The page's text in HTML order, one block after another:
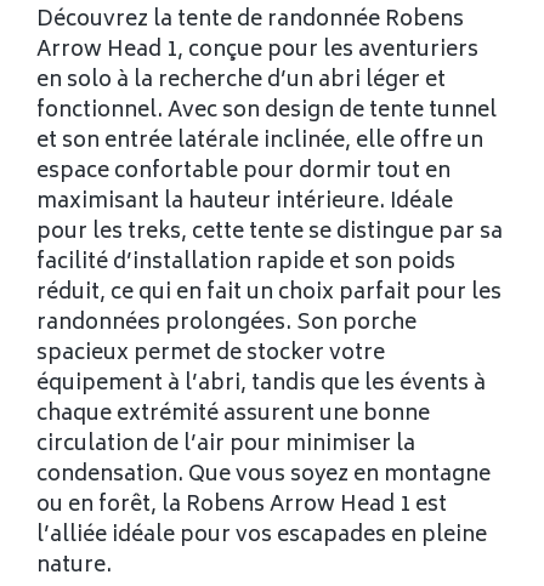
Découvrez la tente de randonnée Robens
Arrow Head 1, conçue pour les aventuriers
en solo à la recherche d’un abri léger et
fonctionnel. Avec son design de tente tunnel
et son entrée latérale inclinée, elle offre un
espace confortable pour dormir tout en
maximisant la hauteur intérieure. Idéale
pour les treks, cette tente se distingue par sa
facilité d’installation rapide et son poids
réduit, ce qui en fait un choix parfait pour les
randonnées prolongées. Son porche
spacieux permet de stocker votre
équipement à l’abri, tandis que les évents à
chaque extrémité assurent une bonne
circulation de l’air pour minimiser la
condensation. Que vous soyez en montagne
ou en forêt, la Robens Arrow Head 1 est
l’alliée idéale pour vos escapades en pleine
nature.